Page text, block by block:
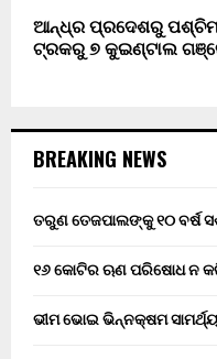
ଆନ୍ଧ୍ର ପ୍ରଦେଶରୁ
ଟ୍ରକରୁ ୭ କୁଇଣ୍ଟାଲ
BREAKING NEWS
ତରୁଣ ତେଜପାଲଙ୍କୁ ୧୦ ବର୍ଷ
୧୬ କୋଟିର ଋଣ ପରିଷୋଧ ନ
ଭୀମ ଭୋଇ ଭିନ୍ନକ୍ଷମ